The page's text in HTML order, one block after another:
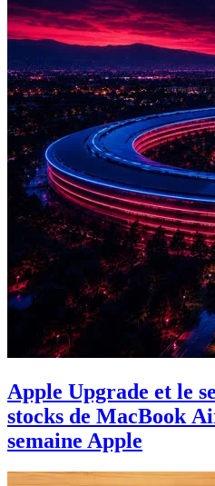
Apple Upgrade et le
stocks de MacBook
semaine Apple